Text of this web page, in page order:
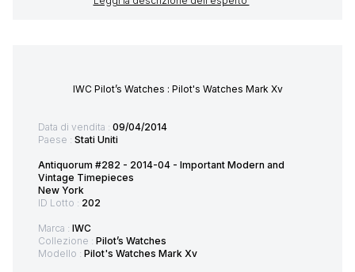
IWC Pilot’s Watches : Pilot's Watches Mark Xv
Data di vendita : 09/04/2014
Paese : Stati Uniti
Antiquorum #282 - 2014-04 - Important Modern and
Vintage Timepieces
New York
ID Lotto : 202
Marca : IWC
Collezione : Pilot’s Watches
Modello : Pilot's Watches Mark Xv